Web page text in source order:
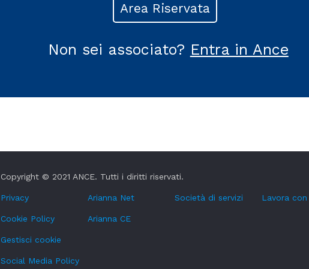
Area Riservata
Non sei associato? Entra in Ance
Copyright © 2021 ANCE. Tutti i diritti riservati.
Privacy Arianna Net Società di servizi Lavora
Cookie Policy Arianna CE
Gestisci cookie
Social Media Policy